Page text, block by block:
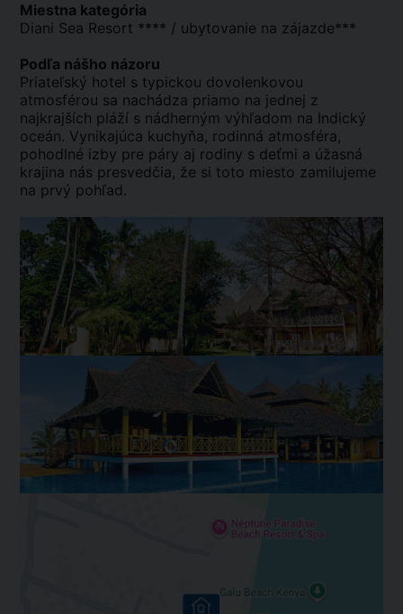
Miestna kategória
Diani Sea Resort **** / ubytovanie na zájazde***
Podľa nášho názoru
Priateľský hotel s typickou dovolenkovou
atmosférou sa nachádza priamo na jednej z
najkrajších pláží s nádherným výhľadom na Indický
oceán. Vynikajúca kuchyňa, rodinná atmosféra,
pohodlné izby pre páry aj rodiny s deťmi a úžasná
krajina nás presvedčia, že si toto miesto zamilujeme
na prvý pohľad.